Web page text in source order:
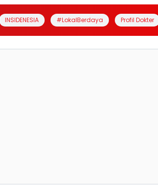
INSIDENESIA #LokalBerdaya Profil Dokter